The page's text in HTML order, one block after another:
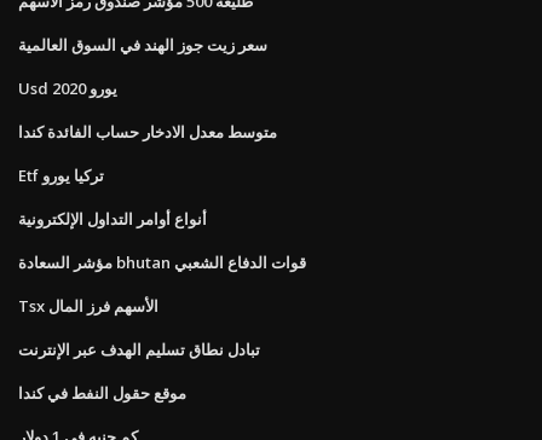
سعر زيت جوز الهند في السوق العالمية
Usd يورو 2020
متوسط ​​معدل الادخار حساب الفائدة كندا
Etf تركيا يورو
أنواع أوامر التداول الإلكترونية
مؤشر السعادة bhutan قوات الدفاع الشعبي
Tsx الأسهم فرز المال
تبادل نطاق تسليم الهدف عبر الإنترنت
موقع حقول النفط في كندا